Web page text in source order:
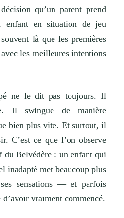
qu’un parent prend
enfant en situation de jeu
là que les premières
les meilleures intentions
ne le dit pas toujours. Il
Il swingue de manière
bien plus vite. Et surtout, il
C’est ce que l’on observe
du Belvédère : un enfant qui
inadapté met beaucoup plus
sensations — et parfois
d’avoir vraiment commencé.